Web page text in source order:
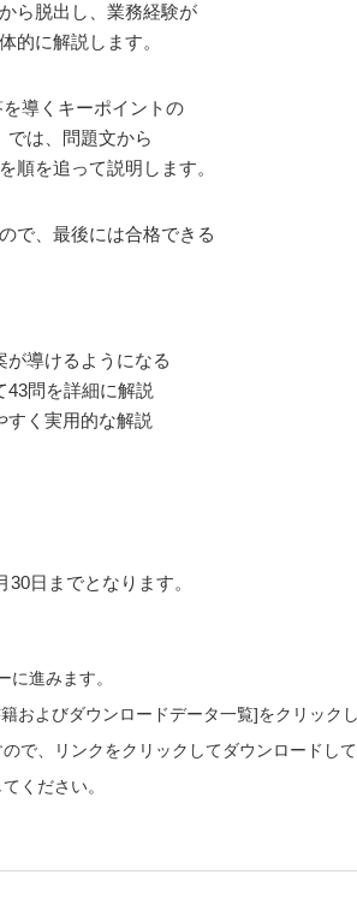
ら脱出し、業務経験が
的に解説します。
導くキーポイントの
では、問題文から
順を追って説明します。
で、最後には合格できる
が導けるようになる
43問を詳細に解説
すく実用的な解説
日までとなります。
進みます。
およびダウンロードデータ一覧]をクリックし
で、リンクをクリックしてダウンロードして
ください。